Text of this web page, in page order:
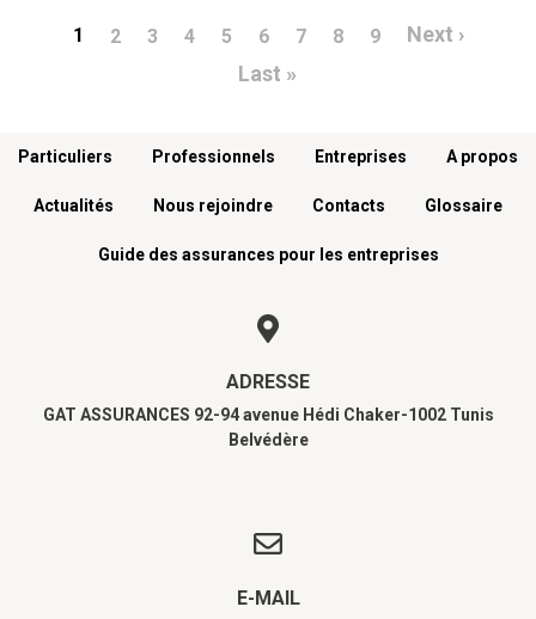
Pagination
1 2 3 4 5 6 7 8 9 Next ›Page
Last »
Menu footer
Particuliers Professionnels Entreprises A propos
Actualités Nous rejoindre Contacts Glossaire
Guide des assurances pour les entreprises
ADRESSE
GAT ASSURANCES 92-94 avenue Hédi Chaker-1002 Tunis
Belvédère
E-MAIL